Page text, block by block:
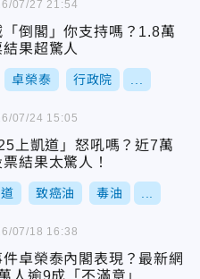
倒閣」你支持嗎？1.8萬
果超驚人
卓榮泰 行政院
07/27 21:54
上凱道」怒吼嗎？近7萬
結果太驚人！
致癌油 毒油
07/24 15:05
卓榮泰內閣表現？最新網
人逾9成「不滿意」
07/18 16:38